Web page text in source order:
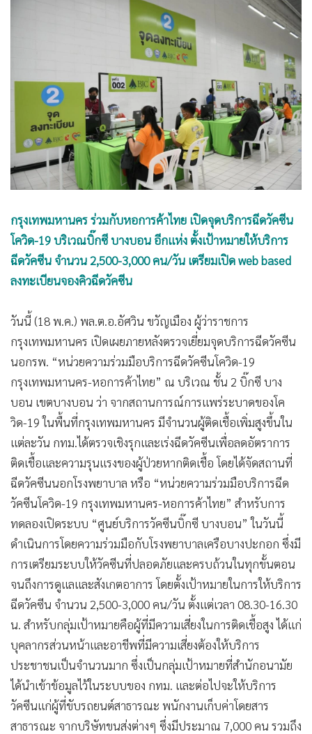
• การเมือง
ท่องเที่ยว
กีฬา
ต่างประเทศ
• Special Scoop
• เศรษฐกิจ-ธุรกิจ
• จีน
• ชุมชน-คุณภาพชีวิต
• อาชญากรรม
• Motoring
• วิทยาศาสตร์
• SMEs
• หุ้น
• อินโดจีน
• กองทุนรวม
• Celeb Online
Factcheck
•
ญี่ปุ่น
• News1
• Gotomanager
กรุงเทพมหานคร ร่วมกับหอการค้าไทย เปิดจุดบริการฉีดวัคซีน
โควิด-19 บริเวณบิ๊กซี บางบอน อีกแห่ง ตั้งเป้าหมายให้บริการ
ฉีดวัคซีน จำนวน 2,500-3,000 คน/วัน เตรียมเปิด web based
ลงทะเบียนจองคิวฉีดวัคซีน
วันนี้ (18 พ.ค.) พล.ต.อ.อัศวิน ขวัญเมือง ผู้ว่าราชการ
กรุงเทพมหานคร เปิดเผยภายหลังตรวจเยี่ยมจุดบริการฉีดวัคซีน
นอกรพ. “หน่วยความร่วมมือบริการฉีดวัคซีนโควิด-19
กรุงเทพมหานคร-หอการค้าไทย” ณ บริเวณ ชั้น 2 บิ๊กซี บาง
บอน เขตบางบอน ว่า จากสถานการณ์การแพร่ระบาดของโค
วิด-19 ในพื้นที่กรุงเทพมหานคร มีจำนวนผู้ติดเชื้อเพิ่มสูงขึ้นใน
แต่ละวัน กทม.ได้ตรวจเชิงรุกและเร่งฉีดวัคซีนเพื่อลดอัตราการ
ติดเชื้อและความรุนแรงของผู้ป่วยหากติดเชื้อ โดยได้จัดสถานที่
ฉีดวัคซีนนอกโรงพยาบาล หรือ “หน่วยความร่วมมือบริการฉีด
วัคซีนโควิด-19 กรุงเทพมหานคร-หอการค้าไทย” สำหรับการ
ทดลองเปิดระบบ “ศูนย์บริการวัคซีนบิ๊กซี บางบอน” ในวันนี้
ดำเนินการโดยความร่วมมือกับโรงพยาบาลเครือบางปะกอก ซึ่งมี
การเตรียมระบบให้วัคซีนที่ปลอดภัยและครบถ้วนในทุกขั้นตอน
จนถึงการดูแลและสังเกตอาการ โดยตั้งเป้าหมายในการให้บริการ
ฉีดวัคซีน จำนวน 2,500-3,000 คน/วัน ตั้งแต่เวลา 08.30-16.30
น. สำหรับกลุ่มเป้าหมายคือผู้ที่มีความเสี่ยงในการติดเชื้อสูง ได้แก่
บุคลากรส่วนหน้าและอาชีพที่มีความเสี่ยงต้องให้บริการ
ประชาชนเป็นจำนวนมาก ซึ่งเป็นกลุ่มเป้าหมายที่สำนักอนามัย
ได้นำเข้าข้อมูลไว้ในระบบของ กทม. และต่อไปจะให้บริการ
วัคซีนแก่ผู้ที่ขับรถยนต์สาธารณะ พนักงานเก็บค่าโดยสาร
สาธารณะ จากบริษัทขนส่งต่างๆ ซึ่งมีประมาณ 7,000 คน รวมถึง